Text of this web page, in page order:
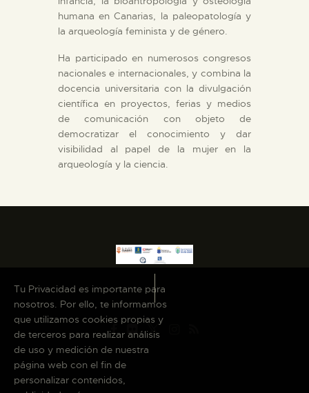
humana en Canarias, la paleopatología y
la arqueología feminista y de género.
Ha participado en numerosos congresos
nacionales e internacionales, y combina la
docencia universitaria con la divulgación
científica en proyectos, ferias y medios
de comunicación con objeto de
democratizar el conocimiento y dar
visibilidad al papel de la mujer en la
arqueología y la ciencia.
Tu Privacidad es importante para
nosotros. Por ello, te informamos
que utilizamos cookies propias y
de terceros para realizar análisis
de uso y medición de nuestra
página web con el fin de
personalizar contenidos,